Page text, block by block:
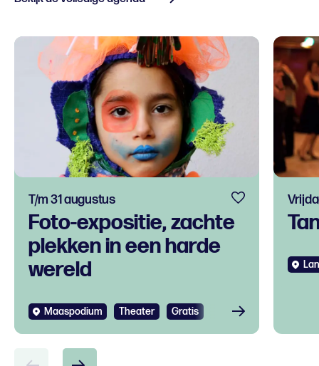
Foto-expositie, zachte
plekken in een harde
wereld
T/m 31 augustus
Maaspodium Theater Gratis